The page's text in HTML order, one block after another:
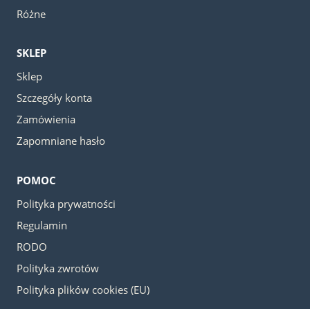
Różne
SKLEP
Sklep
Szczegóły konta
Zamówienia
Zapomniane hasło
POMOC
Polityka prywatności
Regulamin
RODO
Polityka zwrotów
Polityka plików cookies (EU)